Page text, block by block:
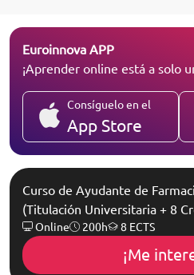
Euroinnova APP
¡Aprender online está a solo
Consíguelo en el
App Store
Curso de Ayudante de
(Titulación Universitaria + 8
Online 200h 8 ECTS
¡Me